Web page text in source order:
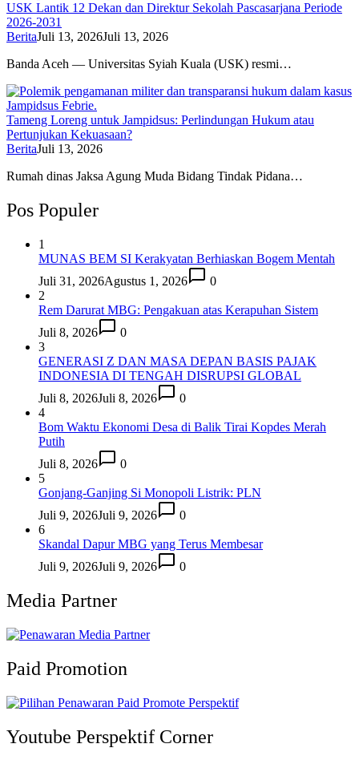
USK Lantik 12 Dekan dan Direktur Sekolah Pascasarjana Periode
2026-2031
BeritaJuli 13, 2026Juli 13, 2026
Banda Aceh — Universitas Syiah Kuala (USK) resmi…
Tameng Loreng untuk Jampidsus: Perlindungan Hukum atau
Pertunjukan Kekuasaan?
BeritaJuli 13, 2026
Rumah dinas Jaksa Agung Muda Bidang Tindak Pidana…
Pos Populer
1
MUNAS BEM SI Kerakyatan Berhiaskan Bogem Mentah
Juli 31, 2026Agustus 1, 2026
0
2
Rem Darurat MBG: Pengakuan atas Kerapuhan Sistem
Juli 8, 2026
0
3
GENERASI Z DAN MASA DEPAN BASIS PAJAK
INDONESIA DI TENGAH DISRUPSI GLOBAL
Juli 8, 2026Juli 8, 2026
0
4
Bom Waktu Ekonomi Desa di Balik Tirai Kopdes Merah
Putih
Juli 8, 2026
0
5
Gonjang-Ganjing Si Monopoli Listrik: PLN
Juli 9, 2026Juli 9, 2026
0
6
Skandal Dapur MBG yang Terus Membesar
Juli 9, 2026Juli 9, 2026 0
Media Partner
Paid Promotion
Youtube Perspektif Corner